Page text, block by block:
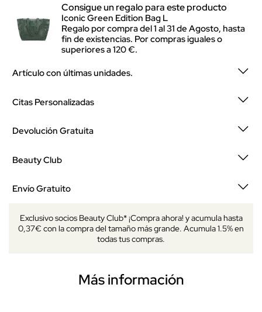
Consigue un regalo para este producto
Iconic Green Edition Bag L
Regalo por compra del 1 al 31 de Agosto, hasta
fin de existencias. Por compras iguales o
superiores a 120 €.
Artículo con últimas unidades.
Citas Personalizadas
Devolución Gratuita
Beauty Club
Envío Gratuito
Exclusivo socios Beauty Club* ¡Compra ahora! y acumula hasta
0,37€ con la compra del tamaño más grande. Acumula 1.5% en
todas tus compras.
Más información